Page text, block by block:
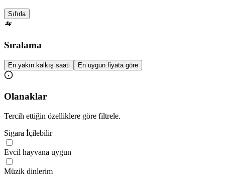
Sıfırla
Sıralama
En yakın kalkış saati En uygun fiyata göre
Olanaklar
Tercih ettiğin özelliklere göre filtrele.
Sigara İçilebilir
Evcil hayvana uygun
Müzik dinlerim